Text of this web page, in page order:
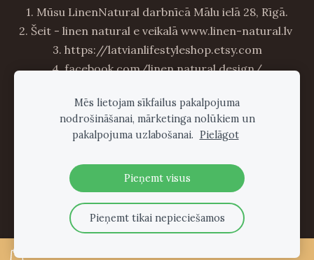
1. Mūsu LinenNatural darbnīcā Mālu ielā 28, Rīgā.
2. Šeit - linen natural e veikalā www.linen-natural.lv
3. https://latvianlifestyleshop.etsy.com
4. facebook.com/linen.natural.design/
6. esam tepat blakus - tirdziņos :) par dalību
tirdziņos informācija FB un šeit mājas lapā!
7. apskati arī citus Latvijā darinātus labumus :
www.studijavienseta.lv
Mēs lietojam sīkfailus pakalpojuma
nodrošināšanai, mārketinga nolūkiem un
pakalpojuma uzlabošanai. Pielāgot
Pieņemt visus
Pieņemt tikai nepieciešamos